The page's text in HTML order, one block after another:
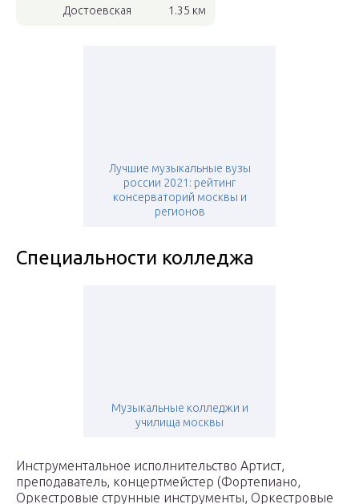
Достоевская 1.35 км
Лучшие музыкальные вузы
россии 2021: рейтинг
консерваторий москвы и
регионов
Специальности колледжа
Музыкальные колледжи и
училища москвы
Инструментальное исполнительство Артист,
преподаватель, концертмейстер (Фортепиано,
Оркестровые струнные инструменты, Оркестровые